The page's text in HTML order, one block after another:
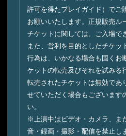
許可を得たプレイガイド）でご
お願いいたします。正規販売ル
チケットに関しては、ご⼊場で
また、営利を⽬的としたチケッ
⾏為は、いかなる場合も固くお
ケットの転売及びそれを試みる
転売されたチケットは無効であ
せていただく場合もございます
い。
※上演中はビデオ・カメラ、ま
⾳・録画・撮影・配信を禁⽌し